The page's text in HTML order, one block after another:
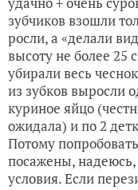
зубчиков взошли
росли, а «делали
высоту не более 25
убирали весь
из зубков выросли
куриное яйцо
ожидала) и по 2
Потому
посажены,
условия. Если